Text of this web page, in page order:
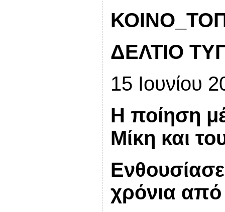
ΔΕΛΤΙΟ
15 Ιουνίου
Η ποίηση
Μίκη και
χρόνια από